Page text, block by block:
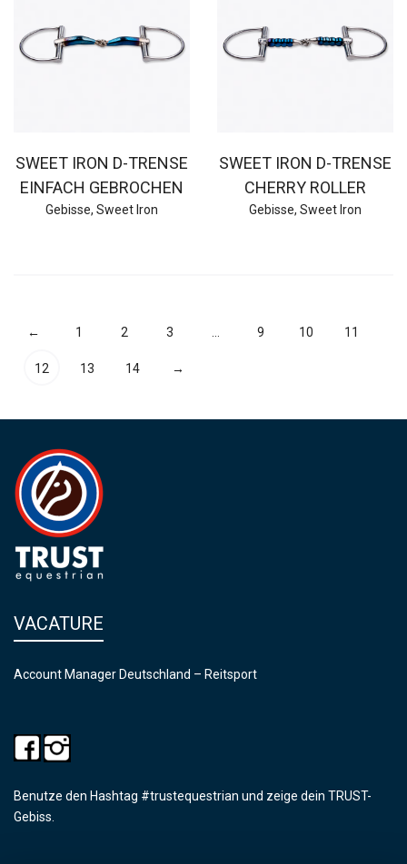
SWEET IRON D-TRENSE
EINFACH GEBROCHEN
Gebisse, Sweet Iron
SWEET IRON D-TRENSE
CHERRY ROLLER
Gebisse, Sweet Iron
← 1 2 3 9 10 11
12 13 14 →
VACATURE
Account Manager Deutschland – Reitsport
Benutze den Hashtag #trustequestrian und zeige dein TRUST-
Gebiss.